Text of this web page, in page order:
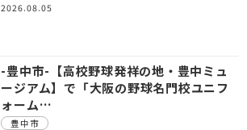
2026.08.05
-豊中市-【高校野球発祥の地・豊中ミュ
ージアム】で「大阪の野球名門校ユニフ
ォーム…
豊中市